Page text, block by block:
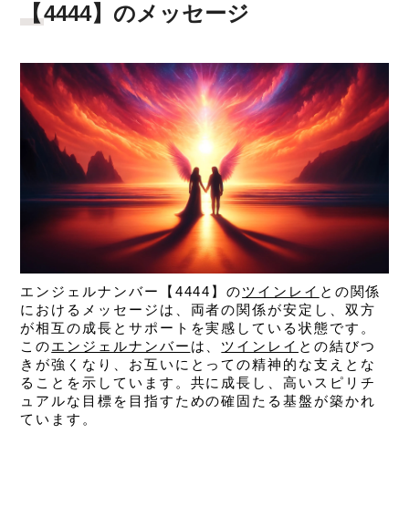
【4444】のメッセージ
エンジェルナンバー【4444】のツインレイ との関係
におけるメッセージは、 両者の関係が安定し、双方
が相互の成長とサポートを実感している状態です。
このエンジェルナンバー は、 ツインレイ との結びつ
きが強くなり、お互いにとっての精神的な支えとな
ることを示しています。共に成長し、高いスピリチ
ュアルな目標を目指すための確固たる基盤が築かれ
ています。